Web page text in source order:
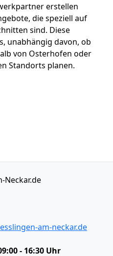
erstellen
die speziell auf
sind. Diese
unabhängig davon, ob
von Osterhofen oder
Standorts planen.
Neckar.de
am-neckar.de
- 16:30 Uhr